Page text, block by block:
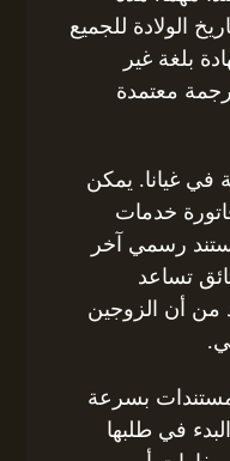
الولادة للجميع
بلغة غير
معتمدة
في غيانا. يمكن
خدمات
رسمي آخر
تساعد
من أن الزوجين
بسرعة
في طلبها